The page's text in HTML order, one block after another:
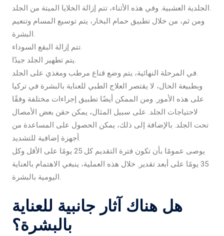
الجلدية العشبية. وفي هذه الأثناء، تتم إزالة الخلايا الميتة من الجلد.
ومن ثم، من خلال تطبيق حمام البخار، يتم توسيع المسام وتنعيم
البشرة.
تتم إزالة البقع السوداء.
يتم تطهير الجلد جيدًا.
في المرحلة النهائية، يتم وضع قناع مرطب ومغذي على الجلد.
وبطبيعة الحال، لا يقتصر العلاج الطبي للعناية بالبشرة في تركيا
على هذه الأمور. ومن الممكن أيضًا تطبيق إجراءات مختلفة وفقًا
لاحتياجات الجلد. على سبيل المثال، يمكن حقن بعض الأمصال
تحت الجلد. بالإضافة إلى ذلك، يمكن الحصول على المساعدة من
أجهزة إضافية للتشديد.
يوصى عمومًا بأن تكون فترة التقديم كل 25 يومًا على الأقل وكل
35 يومًا على أبعد تقدير. خلال هذه العملية، ينبغي الاهتمام بالعناية
اليومية بالبشرة.
هل هناك آثار جانبية للعناية
بالبشرة؟